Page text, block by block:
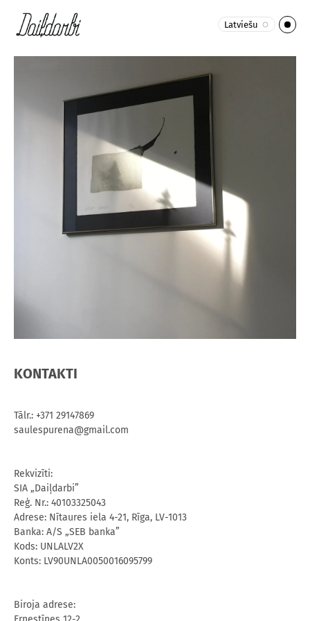
Latviešu
KONTAKTI
Tālr.: +371 29147869
​saulespurena@gmail.com
Rekvizīti:
SIA „Daiļdarbi”
Reģ. Nr.: 40103325043
Adrese: Nītaures iela 4-21, Rīga, LV-1013
Banka: A/S „SEB banka”
Kods: UNLALV2X
Konts: LV90UNLA0050016095799
Biroja adrese: